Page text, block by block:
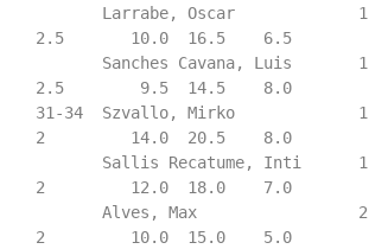
2.5       10.0  16.5    6.5
2.5        9.5  14.5    8.0
31-34  Szvallo, Mirko             1
2         14.0  20.5    8.0
2         12.0  18.0    7.0
2         10.0  15.0    5.0